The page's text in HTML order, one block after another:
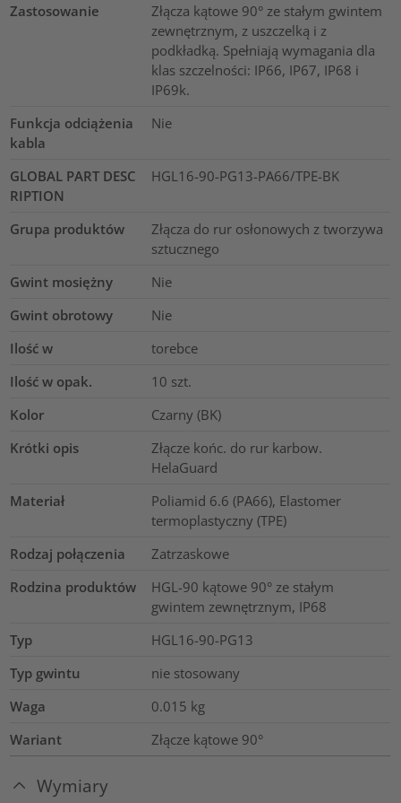
Zastosowanie
Złącza kątowe 90° ze stałym gwintem
zewnętrznym, z uszczelką i z
podkładką. Spełniają wymagania dla
klas szczelności: IP66, IP67, IP68 i
IP69k.
Funkcja odciążenia
kabla
Nie
GLOBAL PART DESC
RIPTION
HGL16-90-PG13-PA66/TPE-BK
Grupa produktów
Złącza do rur osłonowych z tworzywa
sztucznego
Gwint mosiężny
Nie
Gwint obrotowy
Nie
Ilość w
torebce
Ilość w opak.
10 szt.
Kolor
Czarny (BK)
Krótki opis
Złącze końc. do rur karbow.
HelaGuard
Materiał
Poliamid 6.6 (PA66), Elastomer
termoplastyczny (TPE)
Rodzaj połączenia
Zatrzaskowe
Rodzina produktów
HGL-90 kątowe 90° ze stałym
gwintem zewnętrznym, IP68
Typ
HGL16-90-PG13
Typ gwintu
nie stosowany
Waga
0.015 kg
Wariant
Złącze kątowe 90°
Wymiary